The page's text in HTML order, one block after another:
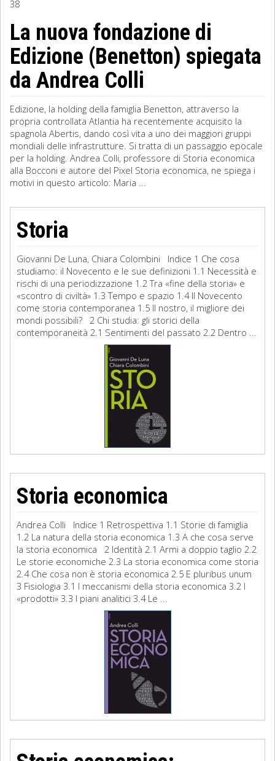
Sociologia
Filosofia
Storia
Matematica
Diritto
38
La nuova fondazione di
Edizione (Benetton) spiegata
da Andrea Colli
Edizione, la holding della famiglia Benetton, attraverso la
propria controllata Atlantia ha recentemente acquisito la
spagnola Abertis, dando così vita a uno dei maggiori gruppi
mondiali delle infrastrutture. Si tratta di un passaggio epocale
per la holding. Andrea Colli, professore di Storia economica
alla Bocconi e autore del Pixel Storia economica, ne spiega i
motivi in questo articolo: Maria ...
Storia
Giovanni De Luna, Chiara Colombini Indice 1 Che cosa
studiamo: il Novecento e le sue definizioni 1.1 Necessità e
rischi di una periodizzazione 1.2 Tra «fine della storia» e
«scontro di civiltà» 1.3 Tempo e spazio 1.4 Il Novecento
come storia contemporanea 1.5 Il nostro, il migliore dei
mondi possibili? 2 Chi studia: gli storici della
contemporaneità 2.1 Sentimenti del passato 2.2 Dentro ...
Storia economica
Andrea Colli Indice 1 Retrospettiva 1.1 Storie di famiglia
1.2 La natura della storia economica 1.3 A che cosa serve
la storia economica 2 Identità 2.1 Armi a doppio taglio 2.2
Le storie economiche 2.3 La storia economica come storia
2.4 Che cosa non è storia economica 2.5 E pluribus unum
3 Fisiologia 3.1 I meccanismi della storia economica 3.2 I
«prodotti» 3.3 I piani analitici 3.4 Le ...